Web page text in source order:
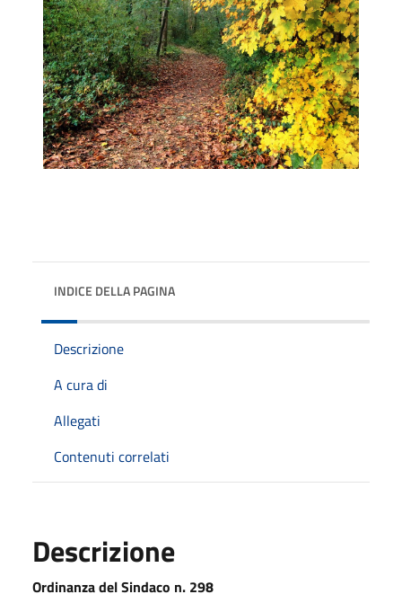
INDICE DELLA PAGINA
Descrizione
A cura di
Allegati
Contenuti correlati
Descrizione
Ordinanza del Sindaco n. 298